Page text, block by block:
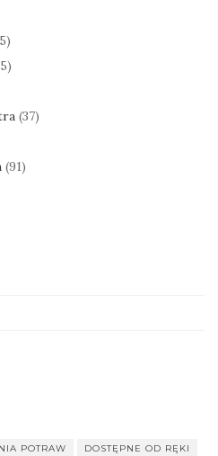
(37)
(91)
POTRAW DOSTĘPNE OD RĘKI